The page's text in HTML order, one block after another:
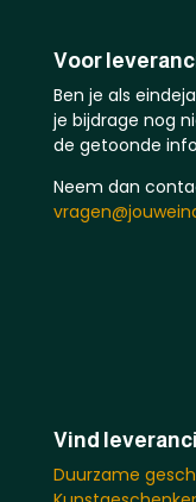
Voor
Ben je als
je bijdrage nog
de getoonde
Neem dan
Vind
Duurzame